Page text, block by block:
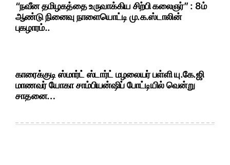
“நவீன தமிழகத்தை உருவாக்கிய சிற்பி கலைஞர்” : 8ம்
ஆண்டு நினைவு நாளையொட்டி மு.க.ஸ்டாலின்
புகழாரம்..
காரைக்குடி ஸ்மார்ட் ஸ்டார்ட் மழலையர் பள்ளி யு.கே.ஜி
மாணவர் யோகா சாம்பியன்ஷிப் போட்டியில் வென்று
சாதனை…